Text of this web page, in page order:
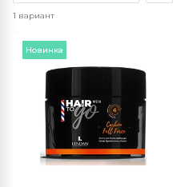
1 вариант
Новинка